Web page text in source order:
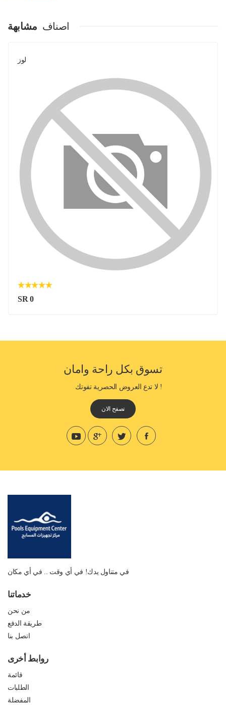
اصناف مشابهة
لوز
SR 0
تسوق بكل راحة وامان
! لا تدع العروض الحصرية تفوتك
تصفح الان
في متناول يدك! في أي وقت .. في أي مكان
خدماتنا
من نحن
طريقة الدفع
اتصل بنا
روابط أخرى
قائمة
الطلبات
المفضلة